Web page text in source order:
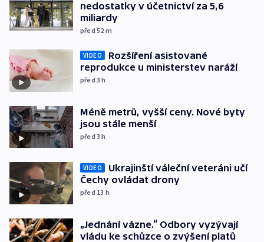
nedostatky v účetnictví za 5,6
miliardy
před 52 m
VIDEO
Rozšíření asistované
reprodukce u ministerstev naráží
před 3h
Méně metrů, vyšší ceny. Nové byty
jsou stále menší
před 3h
VIDEO
Ukrajinští váleční veteráni učí
Čechy ovládat drony
před 13 h
„Jednání vázne.“ Odbory vyzývají
vládu ke schůzce o zvýšení platů